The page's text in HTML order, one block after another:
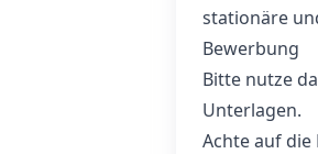
stationäre
Bewerbung
Bitte nutze
Unterlagen.
Achte auf die